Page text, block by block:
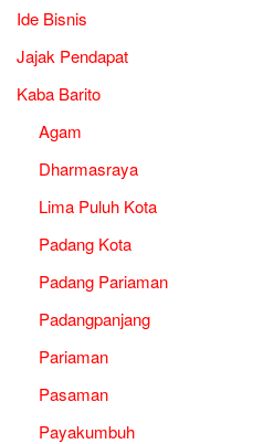
Ide Bisnis
Jajak Pendapat
Kaba Barito
Agam
Dharmasraya
Lima Puluh Kota
Padang Kota
Padang Pariaman
Padangpanjang
Pariaman
Pasaman
Payakumbuh